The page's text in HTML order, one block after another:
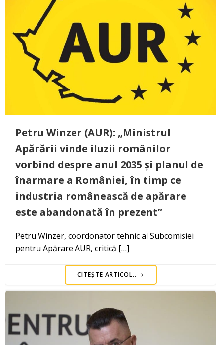
Petru Winzer (AUR): „Ministrul
Apărării vinde iluzii românilor
vorbind despre anul 2035 și planul de
înarmare a României, în timp ce
industria românească de apărare
este abandonată în prezent”
Petru Winzer, coordonator tehnic al Subcomisiei
pentru Apărare AUR, critică […]
CITEȘTE ARTICOL..